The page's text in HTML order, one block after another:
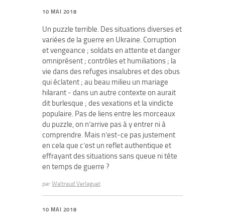
10 MAI 2018
Un puzzle terrible. Des situations diverses et
variées de la guerre en Ukraine. Corruption
et vengeance ; soldats en attente et danger
omniprésent ; contrôles et humiliations ; la
vie dans des refuges insalubres et des obus
qui éclatent ; au beau milieu un mariage
hilarant - dans un autre contexte on aurait
dit burlesque ; des vexations et la vindicte
populaire. Pas de liens entre les morceaux
du puzzle, on n’arrive pas à y entrer ni à
comprendre. Mais n’est-ce pas justement
en cela que c’est un reflet authentique et
effrayant des situations sans queue ni tête
en temps de guerre ?
par Waltraud Verlaguet
10 MAI 2018